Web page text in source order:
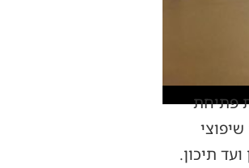
פתיחת
תיכון.